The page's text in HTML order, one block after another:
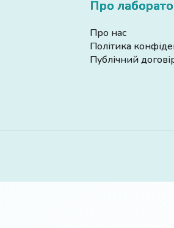
Про
Про нас
Політика
Публічний